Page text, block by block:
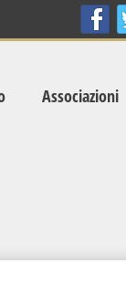
Associazioni